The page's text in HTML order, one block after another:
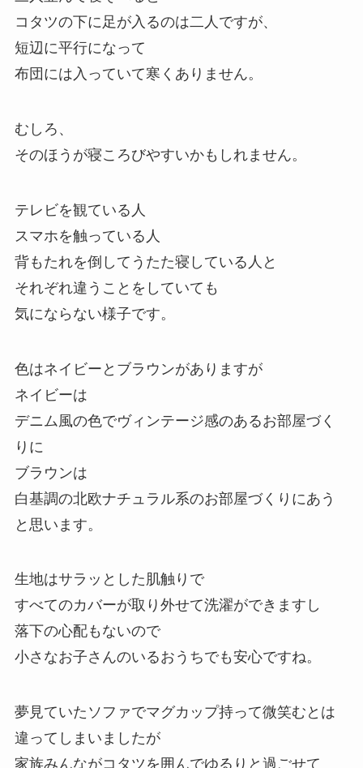
コタツの下に足が入るのは二人ですが、
短辺に平行になって
布団には入っていて寒くありません。
むしろ、
そのほうが寝ころびやすいかもしれません。
テレビを観ている人
スマホを触っている人
背もたれを倒してうたた寝している人と
それぞれ違うことをしていても
気にならない様子です。
色はネイビーとブラウンがありますが
ネイビーは
デニム風の色でヴィンテージ感のあるお部屋づく
りに
ブラウンは
白基調の北欧ナチュラル系のお部屋づくりにあう
と思います。
生地はサラッとした肌触りで
すべてのカバーが取り外せて洗濯ができますし
落下の心配もないので
小さなお子さんのいるおうちでも安心ですね。
夢見ていたソファでマグカップ持って微笑むとは
違ってしまいましたが
家族みんながコタツを囲んでゆるりと過ごせて